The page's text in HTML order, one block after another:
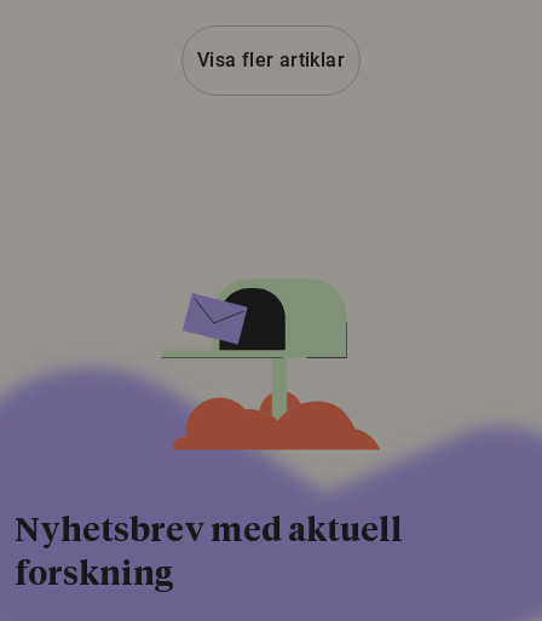
Visa fler artiklar
Nyhetsbrev med aktuell
forskning